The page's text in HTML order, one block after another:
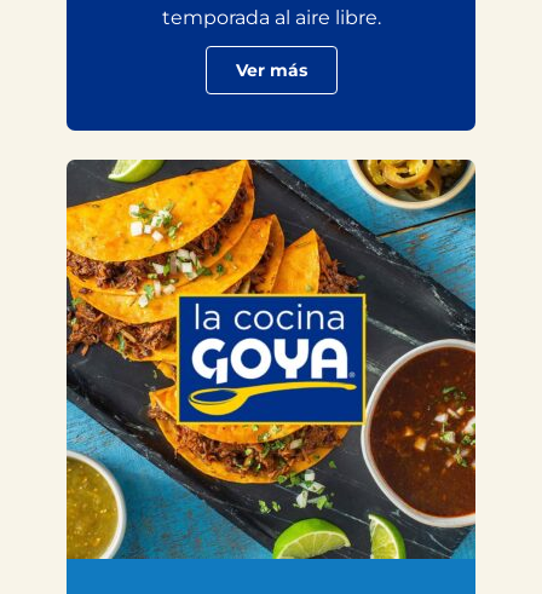
temporada al aire libre.
Ver más